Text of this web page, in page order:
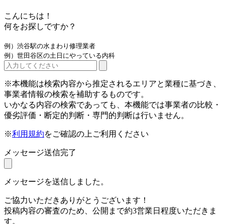
こんにちは！
何をお探しですか？
例）渋谷駅の水まわり修理業者
例）世田谷区の土日にやっている内科
※本機能は検索内容から推定されるエリアと業種に基づき、
事業者情報の検索を補助するものです。
いかなる内容の検索であっても、本機能では事業者の比較・
優劣評価・断定的判断・専門的判断は行いません。
※利用規約をご確認の上ご利用ください
メッセージ送信完了
メッセージを送信しました。
ご協力いただきありがとうございます！
投稿内容の審査のため、公開まで約3営業日程度いただきま
す。